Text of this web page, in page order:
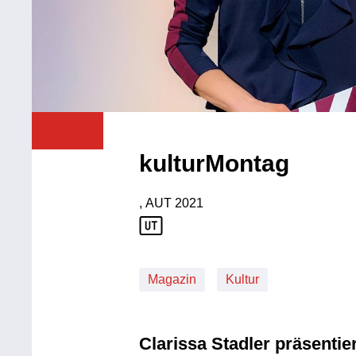
kulturMontag
Produktionsland: AUT
, AUT
Produktionsjahr: 2021
2021
Magazin Kultur
Clarissa Stadler